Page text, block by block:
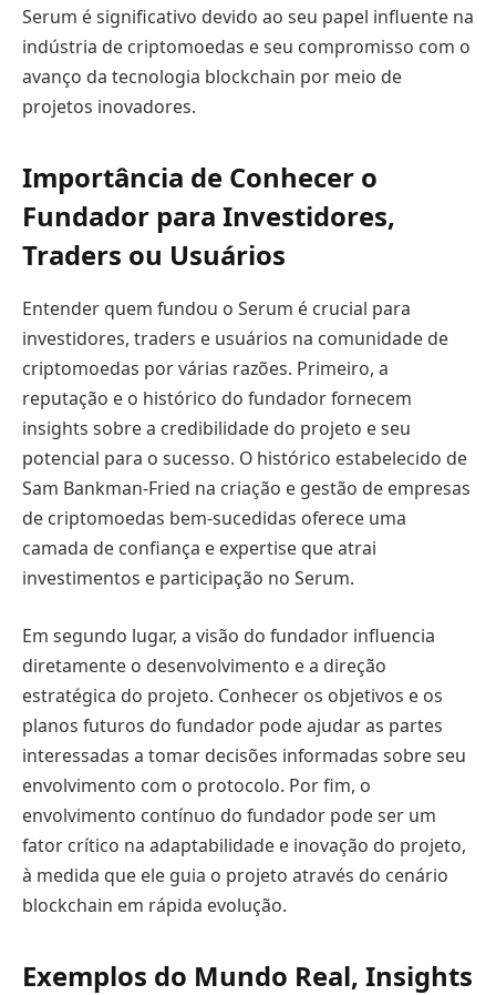
Serum é significativo devido ao seu papel influente na
indústria de criptomoedas e seu compromisso com o
avanço da tecnologia blockchain por meio de
projetos inovadores.
Importância de Conhecer o
Fundador para Investidores,
Traders ou Usuários
Entender quem fundou o Serum é crucial para
investidores, traders e usuários na comunidade de
criptomoedas por várias razões. Primeiro, a
reputação e o histórico do fundador fornecem
insights sobre a credibilidade do projeto e seu
potencial para o sucesso. O histórico estabelecido de
Sam Bankman-Fried na criação e gestão de empresas
de criptomoedas bem-sucedidas oferece uma
camada de confiança e expertise que atrai
investimentos e participação no Serum.
Em segundo lugar, a visão do fundador influencia
diretamente o desenvolvimento e a direção
estratégica do projeto. Conhecer os objetivos e os
planos futuros do fundador pode ajudar as partes
interessadas a tomar decisões informadas sobre seu
envolvimento com o protocolo. Por fim, o
envolvimento contínuo do fundador pode ser um
fator crítico na adaptabilidade e inovação do projeto,
à medida que ele guia o projeto através do cenário
blockchain em rápida evolução.
Exemplos do Mundo Real, Insights